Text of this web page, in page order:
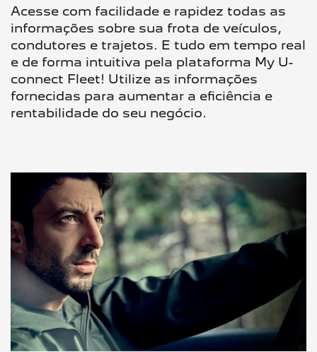
Acesse com facilidade e rapidez todas as
informações sobre sua frota de veículos,
condutores e trajetos. E tudo em tempo real
e de forma intuitiva pela plataforma My U-
connect Fleet! Utilize as informações
fornecidas para aumentar a eficiência e
rentabilidade do seu negócio.